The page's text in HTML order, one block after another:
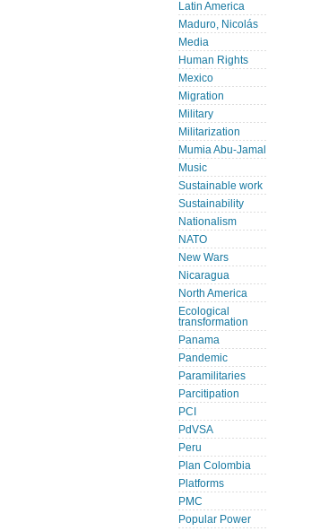
Latin America
Maduro, Nicolás
Media
Human Rights
Mexico
Migration
Military
Militarization
Mumia Abu-Jamal
Music
Sustainable work
Sustainability
Nationalism
NATO
New Wars
Nicaragua
North America
Ecological
transformation
Panama
Pandemic
Paramilitaries
Parcitipation
PCI
PdVSA
Peru
Plan Colombia
Platforms
PMC
Popular Power